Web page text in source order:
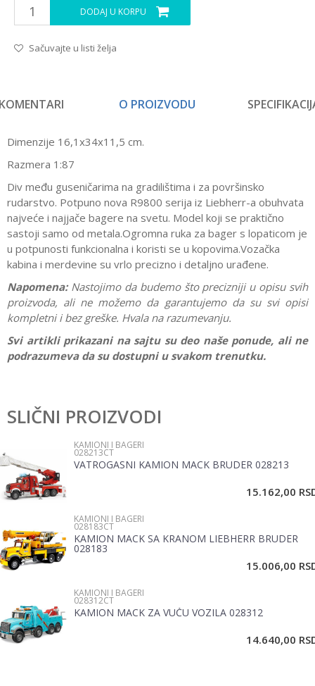
DODAJ U KORPU
Sačuvajte u listi želja
O PROIZVODU
Dimenzije 16,1x34x11,5 cm.
Razmera 1:87
Div među guseničarima na gradilištima i za površinsko
rudarstvo. Potpuno nova R9800 serija iz Liebherr-a obuhvata
najveće i najjače bagere na svetu. Model koji se praktično
sastoji samo od metala.Ogromna ruka za bager s lopaticom je
u potpunosti funkcionalna i koristi se u kopovima.Vozačka
kabina i merdevine su vrlo precizno i detaljno urađene.
Napomena: Nastojimo da budemo što precizniji u opisu svih
proizvoda, ali ne možemo da garantujemo da su svi opisi
kompletni i bez greške. Hvala na razumevanju.
Svi artikli prikazani na sajtu su deo naše ponude, ali ne
podrazumeva da su dostupni u svakom trenutku.
Brend
Ime/Nadimak
Email
SLIČNI PROIZVODI
KAMIONI I BAGERI
028213CT
VATROGASNI KAMION MACK BRUDER 028213
15.162,00
KAMIONI I BAGERI
028183CT
KAMION MACK SA KRANOM LIEBHERR BRUDER
028183
15.006,00
KAMIONI I BAGERI
028312CT
KAMION MACK ZA VUČU VOZILA 028312
14.640,00